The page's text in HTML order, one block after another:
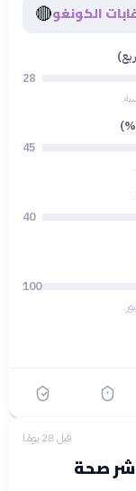
غابات الكونغو🔴
28
45
40
100
قبل 28 يومًا
صحة